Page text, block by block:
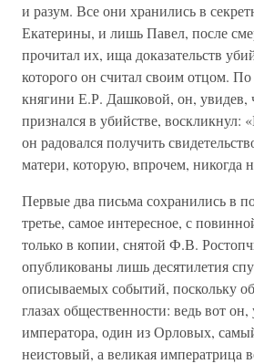
и разум. Все они хранились в
Екатерины, и лишь Павел, после
прочитал их, ища доказательств
которого он считал своим отцом.
княгини Е.Р. Дашковой, он, увидев,
признался в убийстве, воскликнул:
он радовался получить
матери, которую, впрочем, никогда
Первые два письма сохранились в
третье, самое интересное, с
только в копии, снятой Ф.В.
опубликованы лишь десятилетия
описываемых событий, поскольку
глазах общественности: ведь вот
императора, один из Орловых,
неистовый, а великая императрица